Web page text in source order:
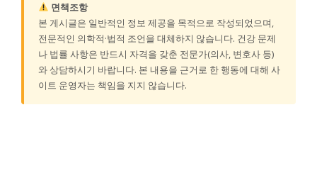
면책조항
본 게시글은 일반적인 정보 제공을 목적으로 작성되었으며,
전문적인 의학적·법적 조언을 대체하지 않습니다. 건강 문제
나 법률 사항은 반드시 자격을 갖춘 전문가(의사, 변호사 등)
와 상담하시기 바랍니다. 본 내용을 근거로 한 행동에 대해 사
이트 운영자는 책임을 지지 않습니다.